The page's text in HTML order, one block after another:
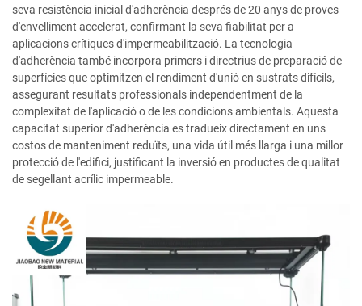
seva resistència inicial d'adherència després de 20 anys de proves
d'envelliment accelerat, confirmant la seva fiabilitat per a
aplicacions crítiques d'impermeabilització. La tecnologia
d'adherència també incorpora primers i directrius de preparació de
superfícies que optimitzen el rendiment d'unió en sustrats difícils,
assegurant resultats professionals independentment de la
complexitat de l'aplicació o de les condicions ambientals. Aquesta
capacitat superior d'adherència es tradueix directament en uns
costos de manteniment reduïts, una vida útil més llarga i una millor
protecció de l'edifici, justificant la inversió en productes de qualitat
de segellant acrílic impermeable.